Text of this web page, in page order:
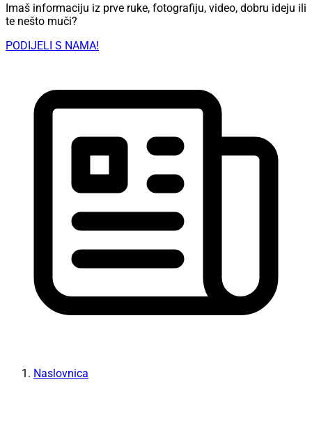
Imaš informaciju iz prve ruke, fotografiju, video, dobru ideju ili
te nešto muči?
PODIJELI S NAMA!
Naslovnica